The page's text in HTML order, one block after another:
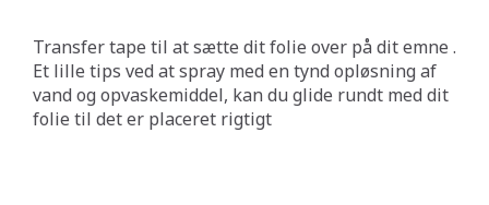
Transfer tape til at sætte dit folie over på dit emne .
Et lille tips ved at spray med en tynd opløsning af
vand og opvaskemiddel, kan du glide rundt med dit
folie til det er placeret rigtigt